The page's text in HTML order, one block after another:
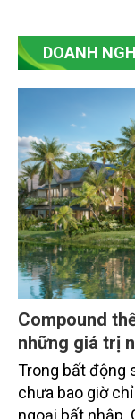
và Dược phẩm
DOANH
Compound
những giá trị
Trong bất động
chưa bao giờ
ngoại bất nhập.